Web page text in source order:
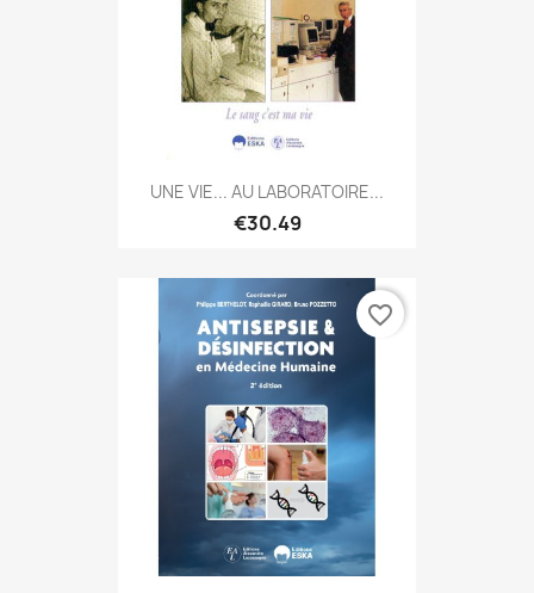
UNE VIE... AU LABORATOIRE...
€30.49
favorite_border